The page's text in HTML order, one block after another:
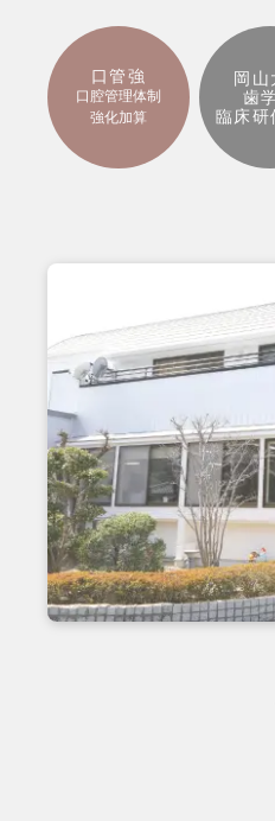
口管強
口腔管理体制
強化加算
岡山
歯
臨床研